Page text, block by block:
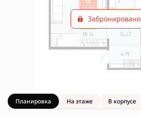
Забронировано
Планировка На этаже В корпусе